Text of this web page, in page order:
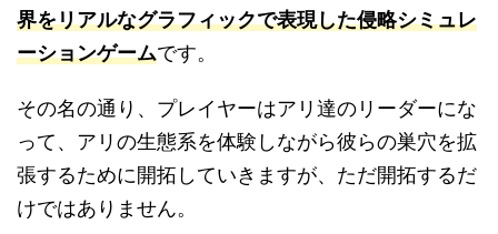
界をリアルなグラフィックで表現した侵略シミュレ
ーションゲームです。
その名の通り、プレイヤーはアリ達のリーダーにな
って、アリの生態系を体験しながら彼らの巣穴を拡
張するために開拓していきますが、ただ開拓するだ
けではありません。